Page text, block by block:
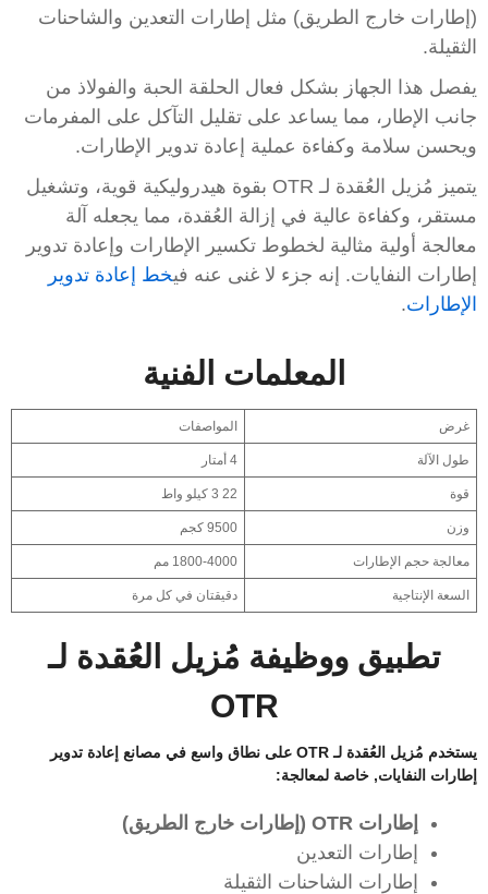
(إطارات خارج الطريق) مثل إطارات التعدين والشاحنات
الثقيلة.
يفصل هذا الجهاز بشكل فعال الحلقة الحبة والفولاذ من
جانب الإطار، مما يساعد على تقليل التآكل على المفرمات
ويحسن سلامة وكفاءة عملية إعادة تدوير الإطارات.
يتميز مُزيل العُقدة لـ OTR بقوة هيدروليكية قوية، وتشغيل
مستقر، وكفاءة عالية في إزالة العُقدة، مما يجعله آلة
معالجة أولية مثالية لخطوط تكسير الإطارات وإعادة تدوير
إطارات النفايات. إنه جزء لا غنى عنه فيخط إعادة تدوير
الإطارات.
المعلمات الفنية
غرض المواصفات
طول الآلة 4 أمتار
قوة 22 3 كيلو واط
وزن 9500 كجم
معالجة حجم الإطارات 1800-4000 مم
السعة الإنتاجية دقيقتان في كل مرة
تطبيق ووظيفة مُزيل العُقدة لـ
OTR
يستخدم مُزيل العُقدة لـ OTR على نطاق واسع في
مصانع إعادة تدوير
إطارات النفايات, خاصة لمعالجة:
إطارات OTR (إطارات خارج الطريق)
إطارات التعدين
إطارات الشاحنات الثقيلة